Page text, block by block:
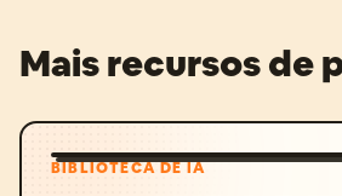
Mais recursos de
BIBLIOTECA DE IA